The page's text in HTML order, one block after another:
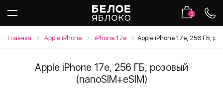
0
Главная Apple iPhone iPhone 17e Apple iPhone 17e, 256 ГБ,
Apple iPhone 17e, 256 ГБ, розовый
(nanoSIM+eSIM)